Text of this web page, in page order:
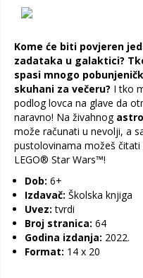
Kome će biti povjeren
zadataka u galaktici?
spasi mnogo
skuhani za večeru? I tko
podlog lovca na glave da
naravno! Na živahnog
može računati u nevolji, a
pustolovinama možeš
LEGO® Star Wars™!
Dob: 6+
Izdavač: Školska knjiga
Uvez:tvrdi
Broj stranica: 64
Godina izdanja: 2022.
Format: 14 x 20